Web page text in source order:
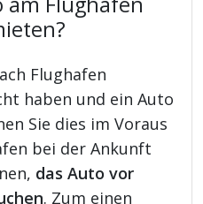
Flughafen
haben und ein Auto
Sie dies im Voraus
bei der Ankunft
das Auto vor
. Zum einen